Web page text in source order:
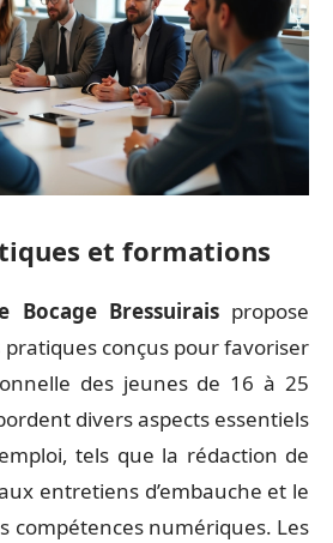
et formations
Bocage Bressuiraispropose
pratiques conçus pour favoriser
des jeunes de 16 à 25
divers aspects essentiels
tels que la rédaction de
entretiens d’embauche et le
compétences numériques. Les